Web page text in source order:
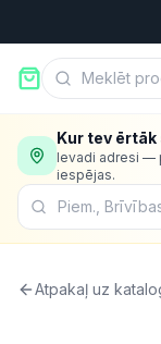
Kur tev
Ievadi adresi —
iespējas.
Atpakaļ uz